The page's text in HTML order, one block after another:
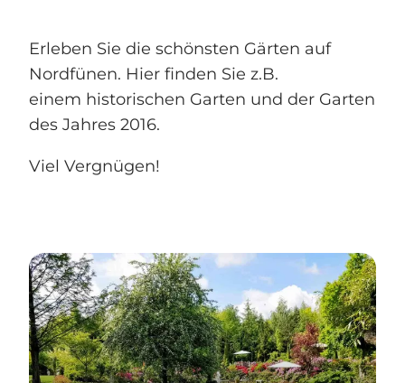
Erleben Sie die schönsten Gärten auf
Nordfünen. Hier finden Sie z.B.
einem historischen Garten und der Garten
des Jahres 2016.
Viel Vergnügen!